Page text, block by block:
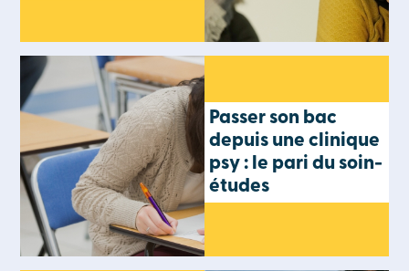
Passer son bac
depuis une clinique
psy : le pari du soin-
études